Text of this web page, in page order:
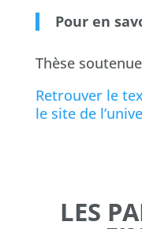
Pour en
Thèse
Retrouver le
le site de
LES